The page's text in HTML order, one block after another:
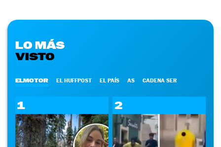
LO MÁS
VISTO
ELMOTOR EL HUFFPOST EL PAÍS AS CADENA SER
1 2